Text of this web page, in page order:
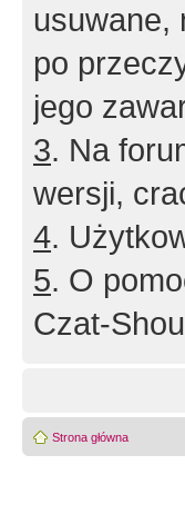
usuwane,
po
jego
3. Na
wersji,
4.
5. O
Czat-
Strona główna